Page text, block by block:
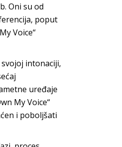
Oni su od
poput
Voice“
intonaciji,
uređaje
My Voice“
i poboljšati